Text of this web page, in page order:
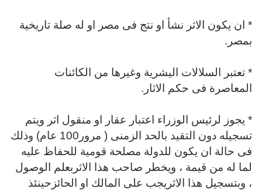
* ان يكون الاثر نشأ او نتج فى مصر او له صلة تاريخية
بمصر.
* تعتبر السلالات اليشرية وغيرها من الكائنات
المعاصرة فى حكم الاثار.
* يجوز لرئيس الوزراء اعتبار عقار او منقول اثر ويتم
تسجيله دون التقيد بالحد الزمنى ( مرور100 عام) وذلك
فى حالة ان يكون للدولة مصلحة قومية للحفاظ عليه
لما له من قيمة ، ويخطر صاحب هذا الاثربعلم الوصول
، وبتسجيل هذا الاثريجب على المالك او الحائزحينئذ